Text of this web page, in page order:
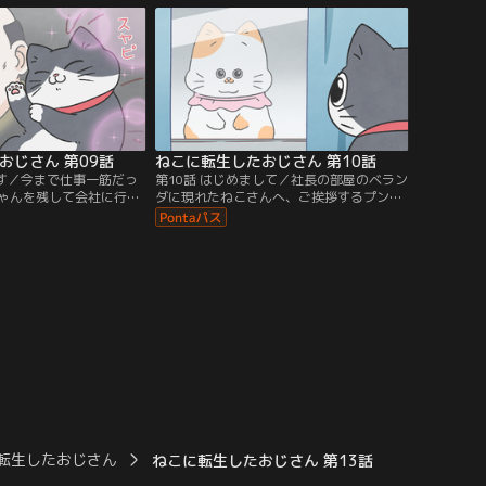
じさん 第09話
／今まで仕事一筋だっ
んを残して会社に行く
ねこに転生したおじさん 第10話
第10話 はじめまして／社長の部屋のベラン
ダに現れたねこさんへ、ご挨拶するプンち
ゃんだったが…。
生したおじさん ねこに転生したおじさん 第13話